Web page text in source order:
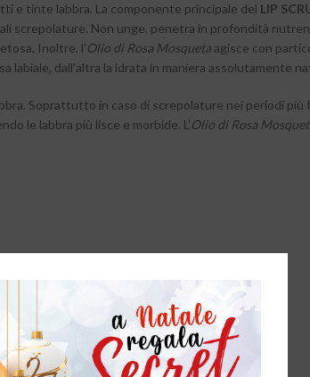
e tinte labbra. La componente principale del LIP
Non unge, penetra in profondità
Inoltre, l’Olio di Rosa Mosquetaagisce con
labiale, dall’altra la idrata in maniera assolutamente
Soprattutto in caso di screpolature nei periodi
le labbra più lisce e morbide. L’Olio di Rosa